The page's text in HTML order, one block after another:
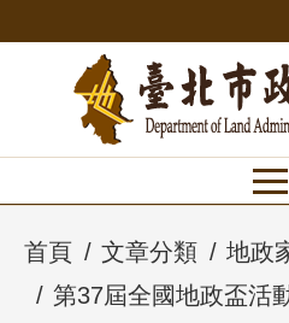
首頁 文章分類
地政
第37屆全國地政盃活